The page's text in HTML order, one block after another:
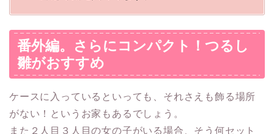
番外編。さらにコンパクト！つるし
雛がおすすめ
ケースに入っているといっても、それさえも飾る場所
がない！というお家もあるでしょう。
また２人目３人目の女の子がいる場合、そう何セット